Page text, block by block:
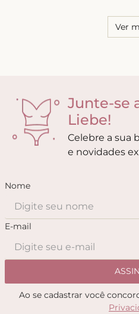
caimento, tanto para as Ver
Junte-se
Liebe!
Celebre a sua
e novidades
Nome
E-mail
Ao se cadastrar você